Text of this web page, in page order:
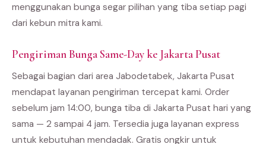
menggunakan bunga segar pilihan yang tiba setiap pagi
dari kebun mitra kami.
Pengiriman Bunga Same-Day ke Jakarta Pusat
Sebagai bagian dari area Jabodetabek, Jakarta Pusat
mendapat layanan pengiriman tercepat kami. Order
sebelum jam 14:00, bunga tiba di Jakarta Pusat hari yang
sama — 2 sampai 4 jam. Tersedia juga layanan express
untuk kebutuhan mendadak. Gratis ongkir untuk